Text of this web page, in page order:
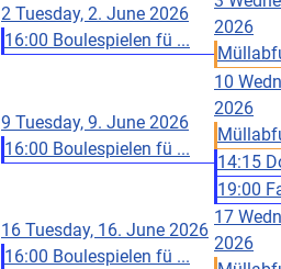
2 Tuesday, 2. June 2026
16:00 Boulespielen fü ...
2026
9 Tuesday, 9. June 2026
16:00 Boulespielen fü ...
10
2026
14:15
19:00
16 Tuesday, 16. June 2026
16:00 Boulespielen fü ...
17
2026